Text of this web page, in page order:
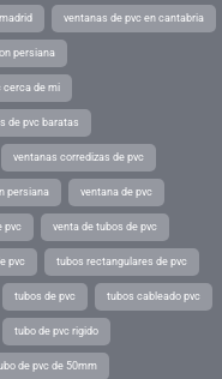
ventanas de pvc en cantabria
persiana
cerca de mi
de pvc baratas
ventanas corredizas de pvc
persiana ventana de pvc
pvc venta de tubos de pvc
pvc tubos rectangulares de pvc
tubos de pvc tubos cableado pvc
tubo de pvc rigido
de pvc de 50mm